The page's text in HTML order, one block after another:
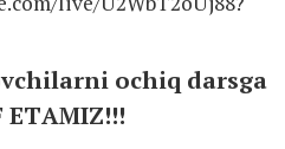
ochiq darsga
ETАMIZ!!!